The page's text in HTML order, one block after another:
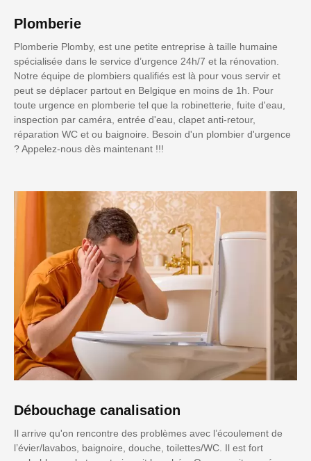
Plomberie
Plomberie Plomby, est une petite entreprise à taille humaine
spécialisée dans le service d’urgence 24h/7 et la rénovation.
Notre équipe de plombiers qualifiés est là pour vous servir et
peut se déplacer partout en Belgique en moins de 1h. Pour
toute urgence en plomberie tel que la robinetterie, fuite d'eau,
inspection par caméra, entrée d'eau, clapet anti-retour,
réparation WC et ou baignoire. Besoin d'un plombier d'urgence
? Appelez-nous dès maintenant !!!
Débouchage canalisation
Il arrive qu'on rencontre des problèmes avec l’écoulement de
l’évier/lavabos, baignoire, douche, toilettes/WC. Il est fort